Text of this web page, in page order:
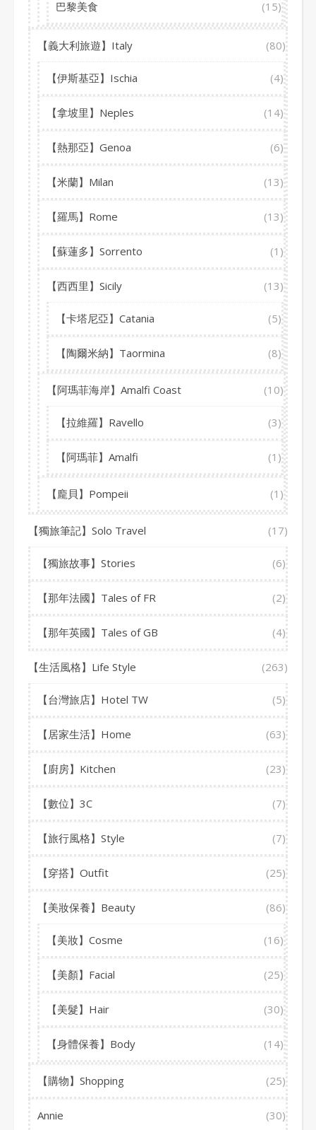
巴黎美食 (15)
【義大利旅遊】Italy (80)
【伊斯基亞】Ischia (4)
【拿坡里】Neples (14)
【熱那亞】Genoa (6)
【米蘭】Milan (13)
【羅馬】Rome (13)
【蘇蓮多】Sorrento (1)
【西西里】Sicily (13)
【卡塔尼亞】Catania (5)
【陶爾米納】Taormina (8)
【阿瑪菲海岸】Amalfi Coast (10)
【拉維羅】Ravello (3)
【阿瑪菲】Amalfi (1)
【龐貝】Pompeii (1)
【獨旅筆記】Solo Travel (17)
【獨旅故事】Stories (6)
【那年法國】Tales of FR (2)
【那年英國】Tales of GB (4)
【生活風格】Life Style (263)
【台灣旅店】Hotel TW (5)
【居家生活】Home (63)
【廚房】Kitchen (23)
【數位】3C (7)
【旅行風格】Style (7)
【穿搭】Outfit (25)
【美妝保養】Beauty (86)
【美妝】Cosme (16)
【美顏】Facial (25)
【美髮】Hair (30)
【身體保養】Body (14)
【購物】Shopping (25)
Annie (30)